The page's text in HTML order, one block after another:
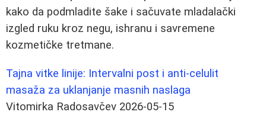
kako da podmladite šake i sačuvate mladalački
izgled ruku kroz negu, ishranu i savremene
kozmetičke tretmane.
Tajna vitke linije: Intervalni post i anti-celulit
masaža za uklanjanje masnih naslaga
Vitomirka Radosavčev 2026-05-15